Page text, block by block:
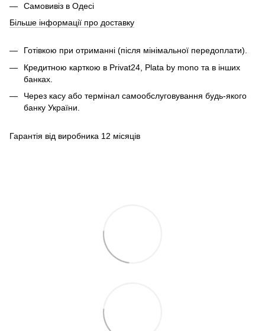
Самовивіз в Одесі
Більше інформації про доставку
Готівкою при отриманні (після мінімальної передоплати).
Кредитною карткою в Privat24, Plata by mono та в інших
банках.
Через касу або термінал самообслуговування будь-якого
банку України.
Гарантія від виробника 12 місяців